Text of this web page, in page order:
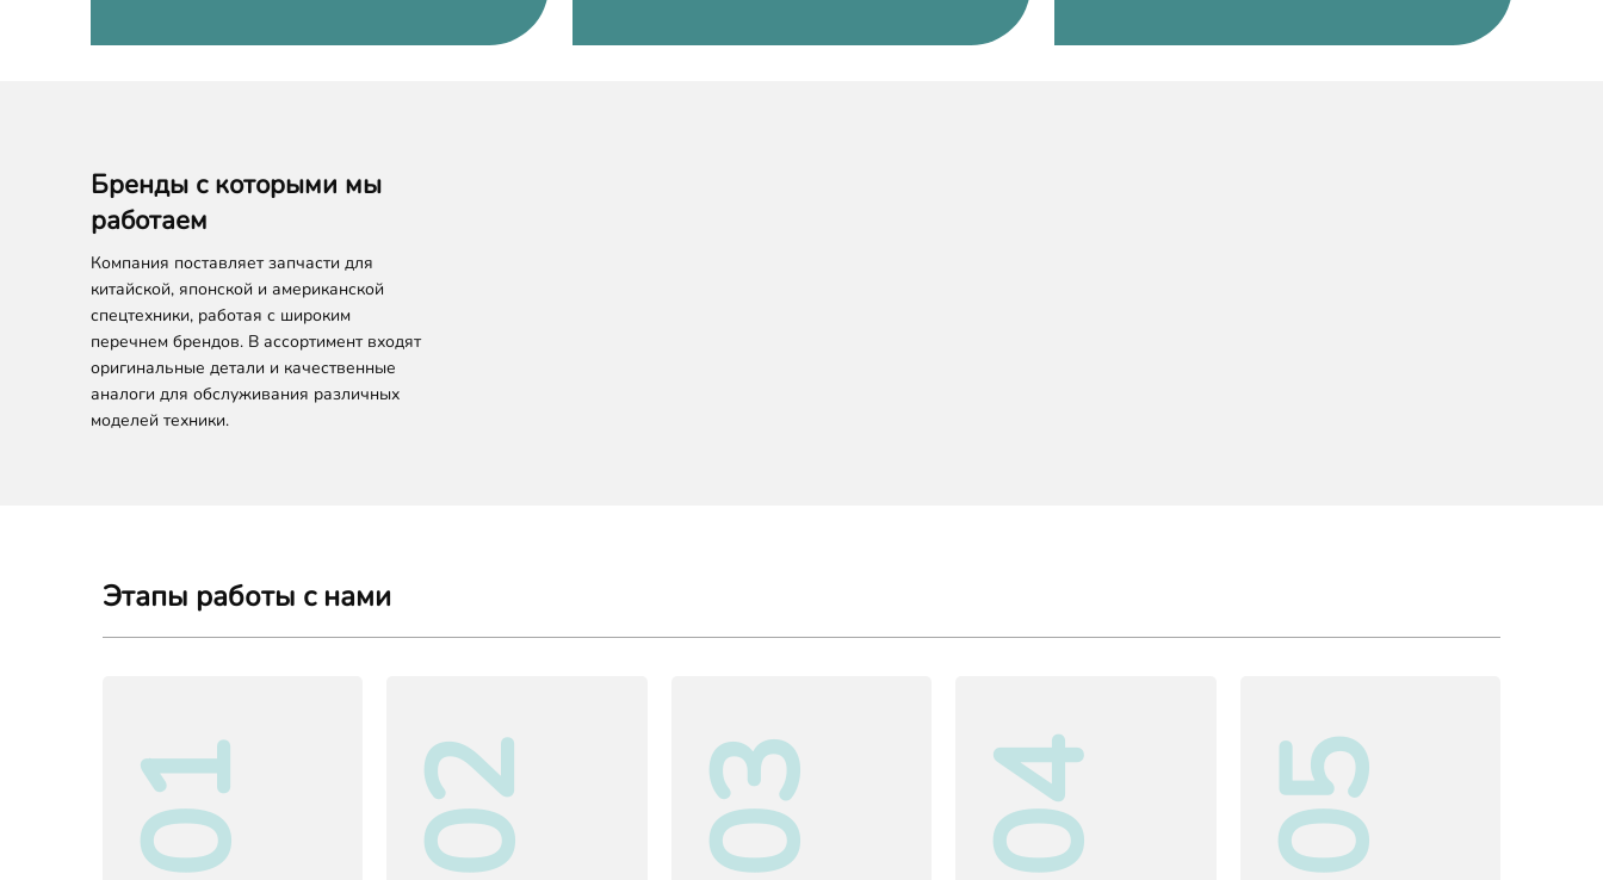
Бренды с которыми мы
работаем
Компания поставляет запчасти для
китайской, японской и американской
спецтехники, работая с широким
перечнем брендов. В ассортимент входят
оригинальные детали и качественные
аналоги для обслуживания различных
моделей техники.
Этапы работы с нами
01 02 03 04 05